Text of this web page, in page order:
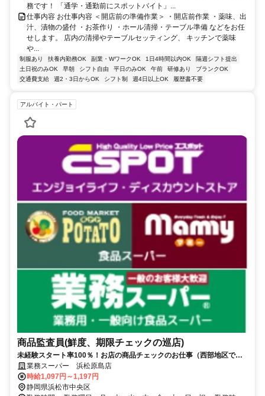
務です！ 「通学・通勤前にスポットバイト」...
仕事内容 お仕事内容 ＜開店前の準備作業＞ ・開店前作業 ・薬味、出
汁、漬物の盛付 ・お茶作り ・ホール清掃・テーブル準備 などをお任
せします。 店内の清掃やテーブルセッティング、 キッチンで薬味
や...
制服あり 扶養内勤務OK 副業・WワークOK 1日4時間以内OK
隔週シフト提出
土日祝のみOK
早朝 シフト自由 平日のみOK 午前 研修あり
ブランクOK
交通費支給
週2・3日からOK シフト制 週4日以上OK 履歴書不要
アルバイト・パート
商品監査員(鮮度、期限チェックの巡店)
未経験スタート率100％！お店の商品チェックのお仕事（西部地区で巡
回）業務スーパー 浜松原島店
時給1,097円～1,197円
静岡県浜松市中央区